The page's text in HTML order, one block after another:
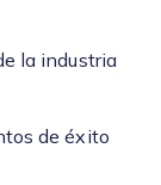
la industria
de éxito